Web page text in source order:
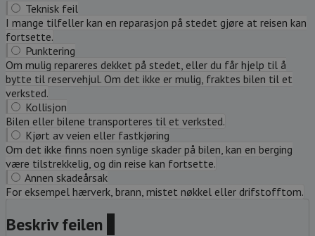
Teknisk feil
I mange tilfeller kan en reparasjon på stedet gjøre at reisen kan
fortsette.
Punktering
Om mulig repareres dekket på stedet, eller du får hjelp til å
bytte til reservehjul. Om det ikke er mulig, fraktes bilen til et
verksted.
Kollisjon
Bilen eller bilene transporteres til et verksted.
Kjørt av veien eller fastkjøring
Om det ikke finns noen synlige skader på bilen, kan en berging
være tilstrekkelig, og din reise kan fortsette.
Annen skadeårsak
For eksempel hærverk, brann, mistet nøkkel eller drifstofftom.
Beskriv feilen